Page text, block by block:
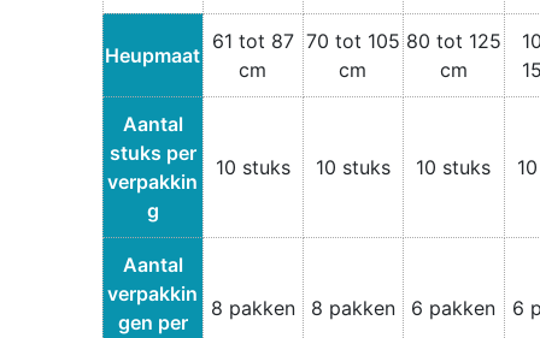
Heupmaat
61 tot 87
cm
70 tot 105
cm
80 tot 125
cm
Aantal
stuks per
verpakkin
g
10 stuks 10 stuks 10 stuks
Aantal
verpakkin
gen per
8 pakken 8 pakken 6 pakken 6